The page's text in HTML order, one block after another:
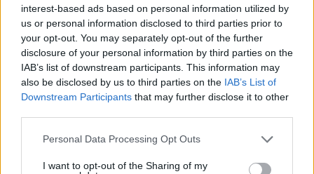
interest-based ads based on personal information utilized by
us or personal information disclosed to third parties prior to
your opt-out. You may separately opt-out of the further
disclosure of your personal information by third parties on the
IAB’s list of downstream participants. This information may
also be disclosed by us to third parties on the IAB’s List of
Downstream Participants that may further disclose it to other
Please note that this website/app uses one or more Google
not limited to your visit or usage behaviour. You may click to
Personal Data Processing Opt Outs
I want to opt-out of the Sharing of my
Σχετικά Άρθρα
Ακολουθήστε το protothema.gr στο Google News
και μάθετε πρώτοι όλες τις ειδήσεις
Δείτε όλες τις τελευταίες Ειδήσειςαπό την Ελλάδα
και τον Κόσμο, τη στιγμή που συμβαίνουν, στο
Protothema.gr